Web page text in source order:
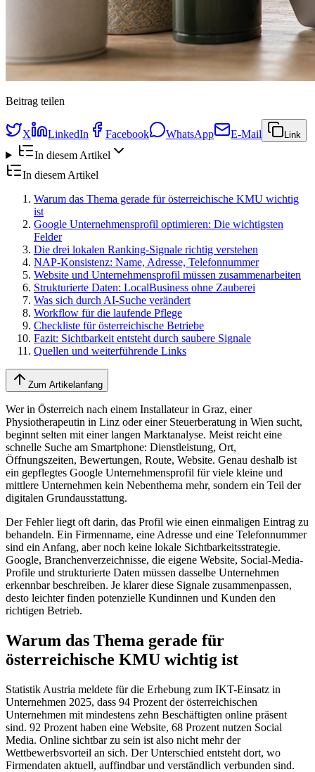
Beitrag teilen
X LinkedIn Facebook WhatsApp E-Mail Link
In diesem Artikel
In diesem Artikel
Warum das Thema gerade für österreichische KMU wichtig
ist
Google Unternehmensprofil optimieren: Die wichtigsten
Felder
Die drei lokalen Ranking-Signale richtig verstehen
NAP-Konsistenz: Name, Adresse, Telefonnummer
Website und Unternehmensprofil müssen zusammenarbeiten
Strukturierte Daten: LocalBusiness ohne Zauberei
Was sich durch AI-Suche verändert
Workflow für die laufende Pflege
Checkliste für österreichische Betriebe
Fazit: Sichtbarkeit entsteht durch saubere Signale
Quellen und weiterführende Links
Zum Artikelanfang
Wer in Österreich nach einem Installateur in Graz, einer
Physiotherapeutin in Linz oder einer Steuerberatung in Wien sucht,
beginnt selten mit einer langen Marktanalyse. Meist reicht eine
schnelle Suche am Smartphone: Dienstleistung, Ort,
Öffnungszeiten, Bewertungen, Route, Website. Genau deshalb ist
ein gepflegtes Google Unternehmensprofil für viele kleine und
mittlere Unternehmen kein Nebenthema mehr, sondern ein Teil der
digitalen Grundausstattung.
Der Fehler liegt oft darin, das Profil wie einen einmaligen Eintrag zu
behandeln. Ein Firmenname, eine Adresse und eine Telefonnummer
sind ein Anfang, aber noch keine lokale Sichtbarkeitsstrategie.
Google, Branchenverzeichnisse, die eigene Website, Social-Media-
Profile und strukturierte Daten müssen dasselbe Unternehmen
erkennbar beschreiben. Je klarer diese Signale zusammenpassen,
desto leichter finden potenzielle Kundinnen und Kunden den
richtigen Betrieb.
Warum das Thema gerade für
österreichische KMU wichtig ist
Statistik Austria meldete für die Erhebung zum IKT-Einsatz in
Unternehmen 2025, dass 94 Prozent der österreichischen
Unternehmen mit mindestens zehn Beschäftigten online präsent
sind. 92 Prozent haben eine Website, 68 Prozent nutzen Social
Media. Online sichtbar zu sein ist also nicht mehr der
Wettbewerbsvorteil an sich. Der Unterschied entsteht dort, wo
Firmendaten aktuell, auffindbar und verständlich verbunden sind.